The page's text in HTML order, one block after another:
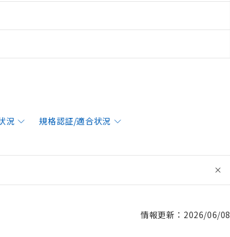
況 規格認証/適合状況
情報更新：2026/06/08